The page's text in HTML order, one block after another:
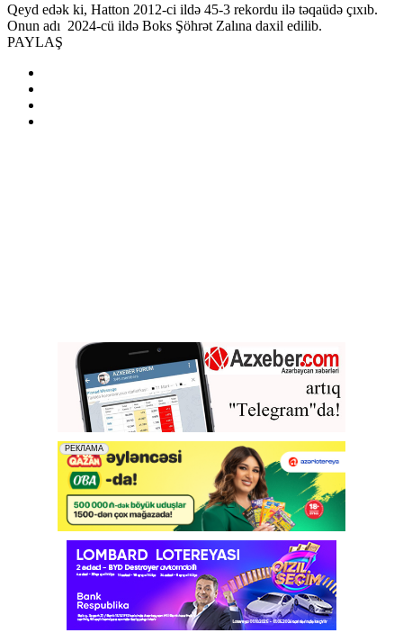
Qeyd edək ki, Hatton 2012-ci ildə 45-3 rekordu ilə təqaüdə çıxıb.
Onun adı 2024-cü ildə Boks Şöhrət Zalına daxil edilib.
PAYLAŞ